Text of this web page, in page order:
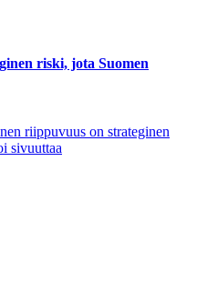
riski, jota Suomen
riippuvuus on strateginen
sivuuttaa